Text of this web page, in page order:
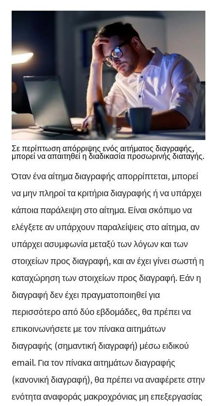
Σε περίπτωση απόρριψης ενός αιτήματος διαγραφής,
μπορεί να απαιτηθεί η διαδικασία προσωρινής διαταγής.
Όταν ένα αίτημα διαγραφής απορρίπτεται, μπορεί
να μην πληροί τα κριτήρια διαγραφής ή να υπάρχει
κάποια παράλειψη στο αίτημα. Είναι σκόπιμο να
ελέγξετε αν υπάρχουν παραλείψεις στο αίτημα, αν
υπάρχει ασυμφωνία μεταξύ των λόγων και των
στοιχείων προς διαγραφή, και αν έχει γίνει σωστή η
καταχώρηση των στοιχείων προς διαγραφή. Εάν η
διαγραφή δεν έχει πραγματοποιηθεί για
περισσότερο από δύο εβδομάδες, θα πρέπει να
επικοινωνήσετε με τον πίνακα αιτημάτων
διαγραφής (σημαντική διαγραφή) μέσω ειδικού
email. Για τον πίνακα αιτημάτων διαγραφής
(κανονική διαγραφή), θα πρέπει να αναφέρετε στην
ενότητα αναφοράς μακροχρόνιας μη επεξεργασίας